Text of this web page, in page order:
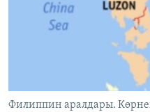
Русский
Филиппин аралдары.